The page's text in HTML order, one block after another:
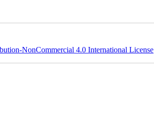
NonCommercial 4.0 International License